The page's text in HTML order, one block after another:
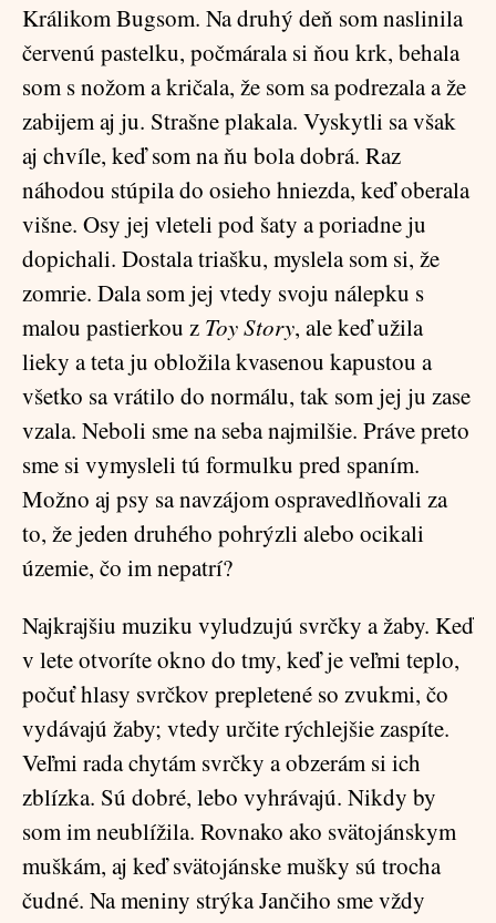
Králikom Bugsom. Na druhý deň som naslinila
červenú pastelku, počmárala si ňou krk, behala
som s nožom a kričala, že som sa podrezala a že
zabijem aj ju. Strašne plakala. Vyskytli sa však
aj chvíle, keď som na ňu bola dobrá. Raz
náhodou stúpila do osieho hniezda, keď oberala
višne. Osy jej vleteli pod šaty a poriadne ju
dopichali. Dostala triašku, myslela som si, že
zomrie. Dala som jej vtedy svoju nálepku s
malou pastierkou z Toy Story, ale keď užila
lieky a teta ju obložila kvasenou kapustou a
všetko sa vrátilo do normálu, tak som jej ju zase
vzala. Neboli sme na seba najmilšie. Práve preto
sme si vymysleli tú formulku pred spaním.
Možno aj psy sa navzájom ospravedlňovali za
to, že jeden druhého pohrýzli alebo ocikali
územie, čo im nepatrí?
Najkrajšiu muziku vyludzujú svrčky a žaby. Keď
v lete otvoríte okno do tmy, keď je veľmi teplo,
počuť hlasy svrčkov prepletené so zvukmi, čo
vydávajú žaby; vtedy určite rýchlejšie zaspíte.
Veľmi rada chytám svrčky a obzerám si ich
zblízka. Sú dobré, lebo vyhrávajú. Nikdy by
som im neublížila. Rovnako ako svätojánskym
muškám, aj keď svätojánske mušky sú trocha
čudné. Na meniny strýka Jančiho sme vždy